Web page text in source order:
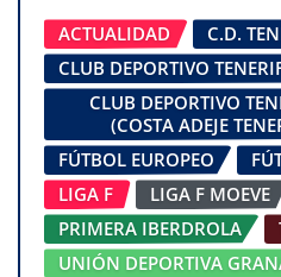
ACTUALIDAD
C.D.
CLUB DEPORTIVO
CLUB DEPORTIVO
(COSTA ADEJE
FÚTBOL EUROPEO
LIGA F
LIGA F MOEVE
PRIMERA IBERDROLA
UNIÓN DEPORTIVA